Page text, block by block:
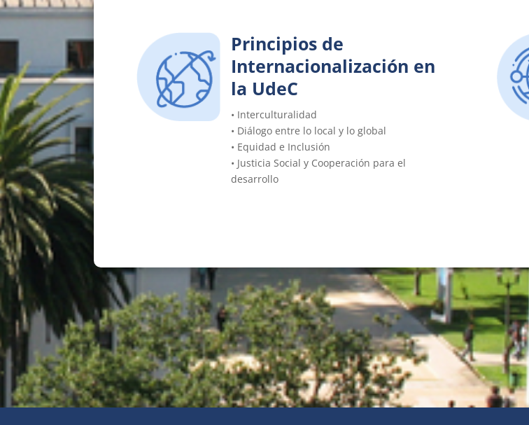
Principios de
Internacionalización en
la UdeC
• Interculturalidad
• Diálogo entre lo local y lo global
• Equidad e Inclusión
• Justicia Social y Cooperación para el
desarrollo